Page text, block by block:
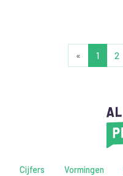
« 1 2
Cijfers Vormingen